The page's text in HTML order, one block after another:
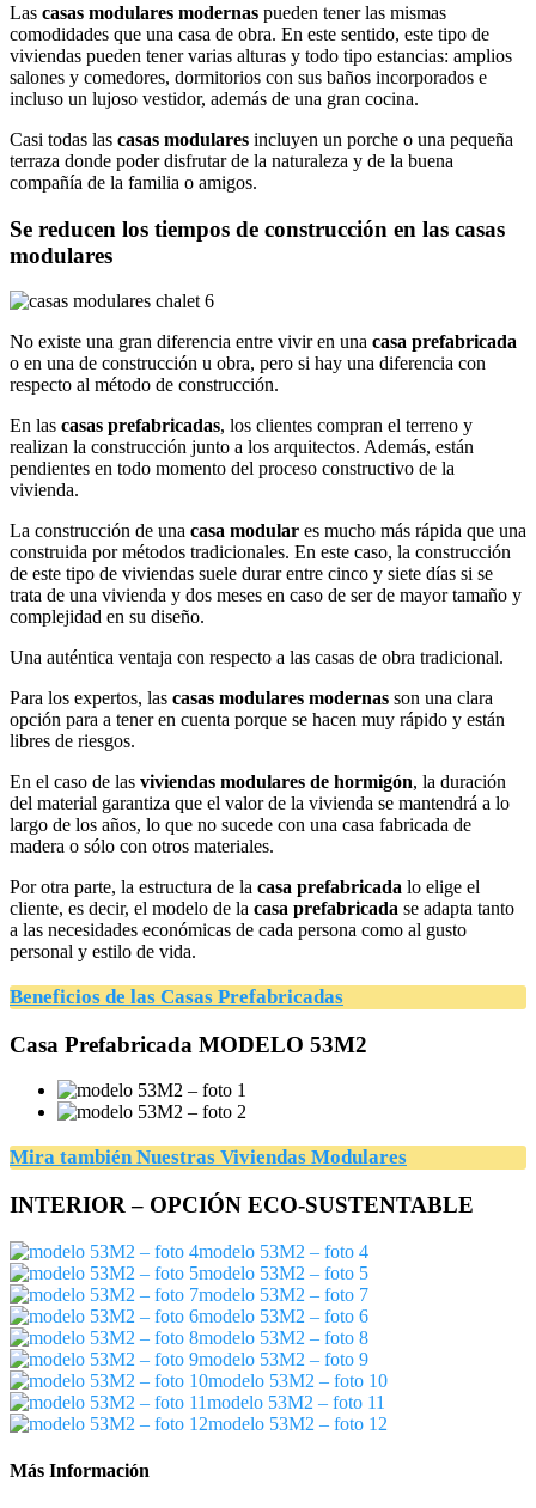
Las casas modulares modernas pueden tener las mismas
comodidades que una casa de obra. En este sentido, este tipo de
viviendas pueden tener varias alturas y todo tipo estancias: amplios
salones y comedores, dormitorios con sus baños incorporados e
incluso un lujoso vestidor, además de una gran cocina.
Casi todas las casas modulares incluyen un porche o una pequeña
terraza donde poder disfrutar de la naturaleza y de la buena
compañía de la familia o amigos.
Se reducen los tiempos de construcción en las casas
modulares
No existe una gran diferencia entre vivir en una casa prefabricada
o en una de construcción u obra, pero si hay una diferencia con
respecto al método de construcción.
En las casas prefabricadas, los clientes compran el terreno y
realizan la construcción junto a los arquitectos. Además, están
pendientes en todo momento del proceso constructivo de la
vivienda.
La construcción de una casa modular es mucho más rápida que una
construida por métodos tradicionales. En este caso, la construcción
de este tipo de viviendas suele durar entre cinco y siete días si se
trata de una vivienda y dos meses en caso de ser de mayor tamaño y
complejidad en su diseño.
Una auténtica ventaja con respecto a las casas de obra tradicional.
Para los expertos, las casas modulares modernas son una clara
opción para a tener en cuenta porque se hacen muy rápido y están
libres de riesgos.
En el caso de las viviendas modulares de hormigón, la duración
del material garantiza que el valor de la vivienda se mantendrá a lo
largo de los años, lo que no sucede con una casa fabricada de
madera o sólo con otros materiales.
Por otra parte, la estructura de la casa prefabricada lo elige el
cliente, es decir, el modelo de la casa prefabricada se adapta tanto
a las necesidades económicas de cada persona como al gusto
personal y estilo de vida.
Beneficios de las Casas Prefabricadas
Casa Prefabricada MODELO 53M2
Mira también Nuestras Viviendas Modulares
INTERIOR – OPCIÓN ECO-SUSTENTABLE
modelo 53M2 – foto 4
modelo 53M2 – foto 5
modelo 53M2 – foto 7
modelo 53M2 – foto 6
modelo 53M2 – foto 8
modelo 53M2 – foto 9
modelo 53M2 – foto 10
modelo 53M2 – foto 11
modelo 53M2 – foto 12
Más Información